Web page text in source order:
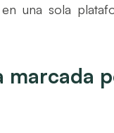
una sola